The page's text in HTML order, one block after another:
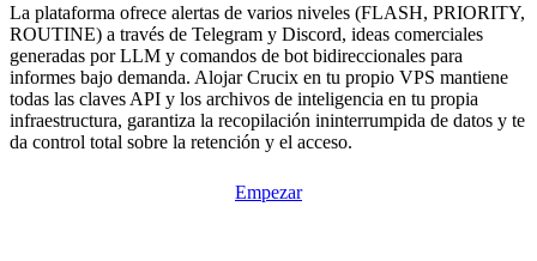
La plataforma ofrece alertas de varios niveles (FLASH, PRIORITY,
ROUTINE) a través de Telegram y Discord, ideas comerciales
generadas por LLM y comandos de bot bidireccionales para
informes bajo demanda. Alojar Crucix en tu propio VPS mantiene
todas las claves API y los archivos de inteligencia en tu propia
infraestructura, garantiza la recopilación ininterrumpida de datos y te
da control total sobre la retención y el acceso.
Empezar